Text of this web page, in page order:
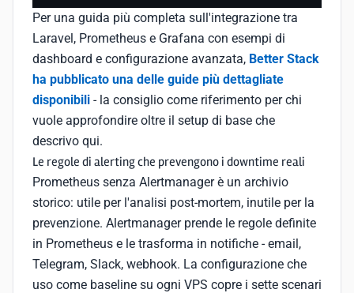
Per una guida più completa sull'integrazione tra
Laravel, Prometheus e Grafana con esempi di
dashboard e configurazione avanzata, Better Stack
ha pubblicato una delle guide più dettagliate
disponibili - la consiglio come riferimento per chi
vuole approfondire oltre il setup di base che
descrivo qui.
Le regole di alerting che prevengono i downtime reali
Prometheus senza Alertmanager è un archivio
storico: utile per l'analisi post-mortem, inutile per la
prevenzione. Alertmanager prende le regole definite
in Prometheus e le trasforma in notifiche - email,
Telegram, Slack, webhook. La configurazione che
uso come baseline su ogni VPS copre i sette scenari